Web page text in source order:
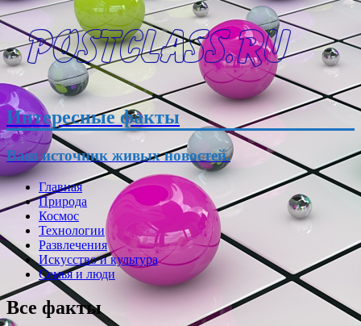
Интересные факты
Ваш источник живых новостей.
Главная
Природа
Космос
Технологии
Развлечения
Искусство и культура
Семья и люди
Все факты